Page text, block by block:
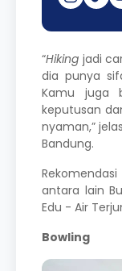
“Hiking jadi
dia punya
Kamu juga
keputusan
nyaman,”
Bandung.
Rekomendasi
antara lain
Edu - Air
Bowling